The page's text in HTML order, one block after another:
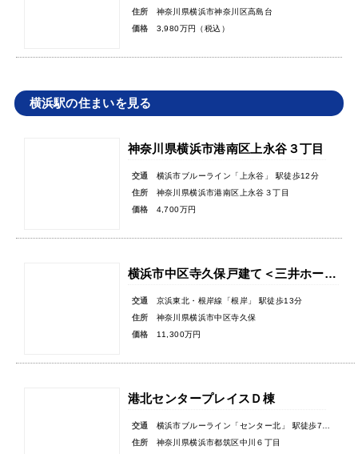
住所
神奈川県横浜市神奈川区高島台
価格
3,980万円（税込）
横浜駅の住まいを見る
神奈川県横浜市港南区上永谷３丁目
交通
横浜市ブルーライン「上永谷」 駅徒歩12分
住所
神奈川県横浜市港南区上永谷３丁目
価格
4,700万円
横浜市中区寺久保戸建て＜三井ホーム施工の注文住宅＞
交通
京浜東北・根岸線「根岸」 駅徒歩13分
住所
神奈川県横浜市中区寺久保
価格
11,300万円
港北センタープレイスＤ棟
交通
横浜市ブルーライン「センター北」 駅徒歩7分
住所
神奈川県横浜市都筑区中川６丁目